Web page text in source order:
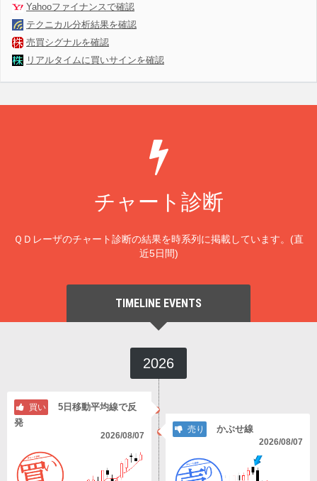
Yahooファイナンスで確認
テクニカル分析結果を確認
売買シグナルを確認
リアルタイムに買いサインを確認
チャート診断
ＱＤレーザのチャート診断の結果を時系列に掲載しています。(直
近5日間)
TIMELINE EVENTS
2026
買い
5日移動平均線で反
発
2026/08/07
売り かぶせ線
2026/08/07